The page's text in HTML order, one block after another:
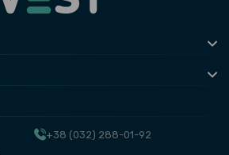
+38 (032) 288-01-92